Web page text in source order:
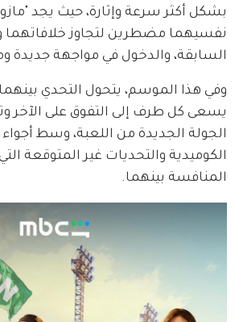
بشكل أكثر سرعة وإثارة، حيث يجد
نفسيهما مضطرين لتجاوز
السابقة، والدخول في مواجهة جديدة
وفي هذا الموسم، يتحول التحدي
يسعى كل طرف إلى التفوق على الآخر
الجولة الجديدة من اللعبة، وسط أجواء
الكوميدية والتحديات غير المتوقعة
المنافسة بينهما.